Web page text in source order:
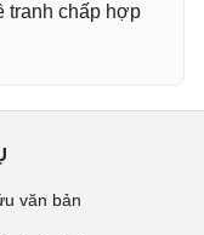
tranh chấp hợp
văn bản